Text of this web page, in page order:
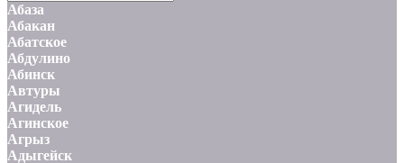
Абаза
Абакан
Абатское
Абдулино
Абинск
Автуры
Агидель
Агинское
Агрыз
Адыгейск